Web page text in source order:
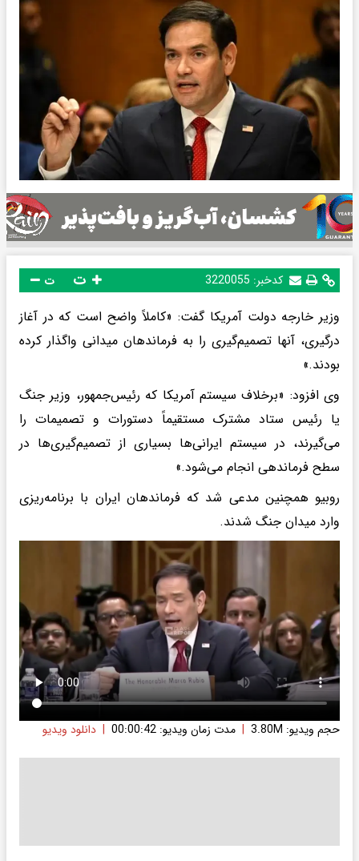
کدخبر: 3220055 ت
وزیر خارجه دولت آمریکا گفت: «کاملاً واضح است که در آغاز
درگیری، آنها تصمیم‌گیری را به فرماندهان میدانی واگذار کرده
بودند.»
وی افزود: «برخلاف سیستم آمریکا که رئیس‌جمهور، وزیر جنگ
یا رئیس ستاد مشترک مستقیماً دستورات و تصمیمات را
می‌گیرند، در سیستم ایرانی‌ها بسیاری از تصمیم‌گیری‌ها در
سطح فرماندهی انجام می‌شود.»
روبیو همچنین مدعی شد که فرماندهان ایران با برنامه‌ریزی
وارد میدان جنگ شدند.
حجم ویدیو: 3.80M | مدت زمان ویدیو: 00:00:42 | دانلود ویدیو